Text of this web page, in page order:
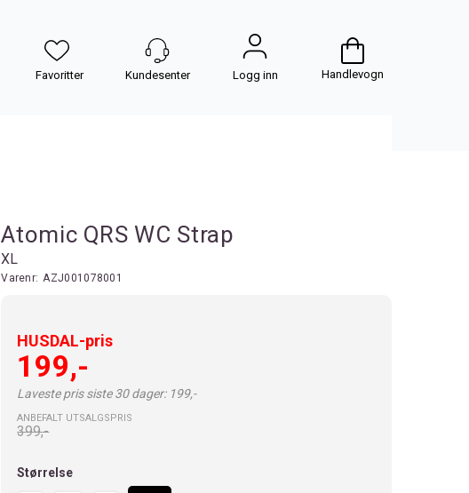
Logg inn Handlevogn
Atomic QRS WC Strap
XL
Varenr: AZJ001078001
HUSDAL-pris
199,-
Laveste pris siste 30 dager: 199,-
ANBEFALT UTSALGSPRIS
399,-
Størrelse